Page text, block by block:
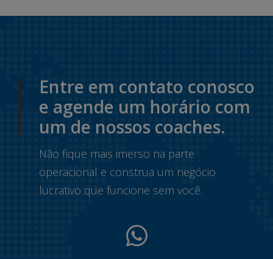
Entre em contato conosco
e agende um horário com
um de nossos coaches.
Não fique mais imerso na parte
operacional e construa um negócio
lucrativo que funcione sem você.